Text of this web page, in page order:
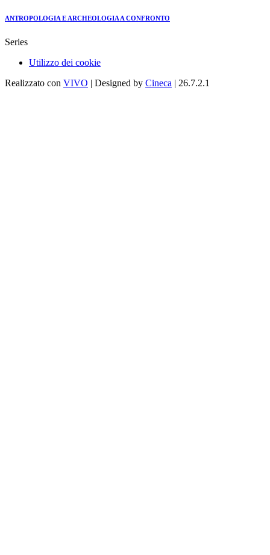
ANTROPOLOGIA E ARCHEOLOGIA A CONFRONTO
Series
Utilizzo dei cookie
Realizzato con VIVO | Designed by Cineca | 26.7.2.1